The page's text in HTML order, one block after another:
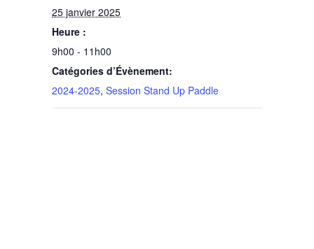
25 janvier 2025
Heure :
9h00 - 11h00
Catégories d’Évènement:
2024-2025, Session Stand Up Paddle